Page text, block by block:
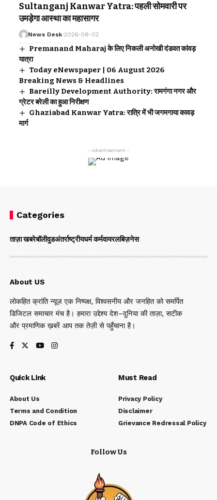
Sultanganj Kanwar Yatra: पहली सोमवारी पर
उमड़ेगा आस्था का महासागर
News Desk 2026-08-02
Premanand Maharaj के लिए निकली अनोखी दंडवत कांवड़
यात्रा
Today eNewspaper | 06 August 2026
Breaking News & Headlines
Bareilly Development Authority: रामगंगा नगर और
ग्रेटर बरेली का हुआ निरीक्षण
Ghaziabad Kanwar Yatra: रात्रि में भी जगमगाया कावड़
मार्ग
- Advertisement -
Categories
ताज़ा खबरेबॉलीवुडअंतर्राष्ट्रीयधर्म कर्मवायरलबिज़नेस
About US
लोकहित क्रांति न्यूज़ एक निष्पक्ष, विश्वसनीय और जनहित को समर्पित
डिजिटल समाचार मंच है। हमारा उद्देश्य देश–दुनिया की ताज़ा, सटीक
और प्रमाणिक ख़बरें आप तक तेज़ी से पहुँचाना है।
Quick Link
About Us
Terms and Condition
DNPA Code of Ethics
Must Read
Privacy Policy
Disclaimer
Grievance Redressal Policy
Follow Us